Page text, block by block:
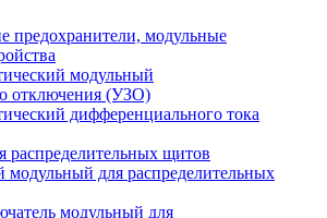
предохранители, модульные
модульный
отключения (УЗО)
дифференциального тока
распределительных щитов
модульный для распределительных
модульный для